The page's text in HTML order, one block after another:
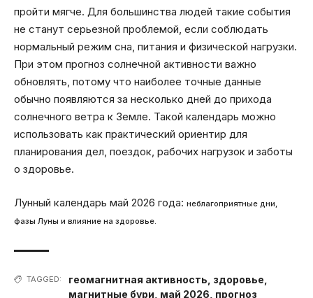
пройти мягче. Для большинства людей такие события
не станут серьезной проблемой, если соблюдать
нормальный режим сна, питания и физической нагрузки.
При этом прогноз солнечной активности важно
обновлять, потому что наиболее точные данные
обычно появляются за несколько дней до прихода
солнечного ветра к Земле. Такой календарь можно
использовать как практический ориентир для
планирования дел, поездок, рабочих нагрузок и заботы
о здоровье.
Лунный календарь май 2026 года: неблагоприятные дни,
фазы Луны и влияние на здоровье.
TAGGED: геомагнитная активность здоровье
магнитные бури май 2026 прогноз